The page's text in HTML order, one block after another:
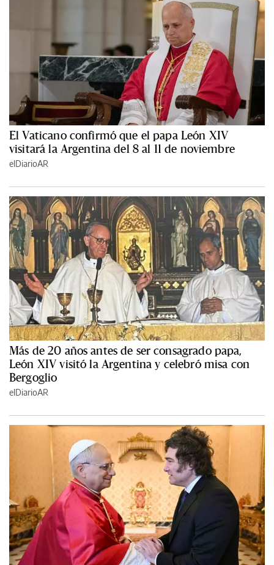
El Vaticano confirmó que el papa León XIV
visitará la Argentina del 8 al 11 de noviembre
elDiarioAR
Más de 20 años antes de ser consagrado papa,
León XIV visitó la Argentina y celebró misa con
Bergoglio
elDiarioAR